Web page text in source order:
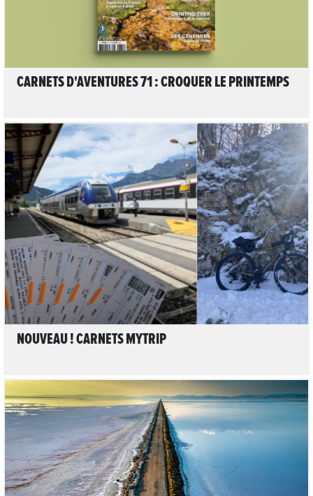
CARNETS D'AVENTURES 71 : CROQUER LE PRINTEMPS
2
LIRE L'ARTICLE
NOUVEAU ! CARNETS MYTRIP
LIRE L'ARTICLE